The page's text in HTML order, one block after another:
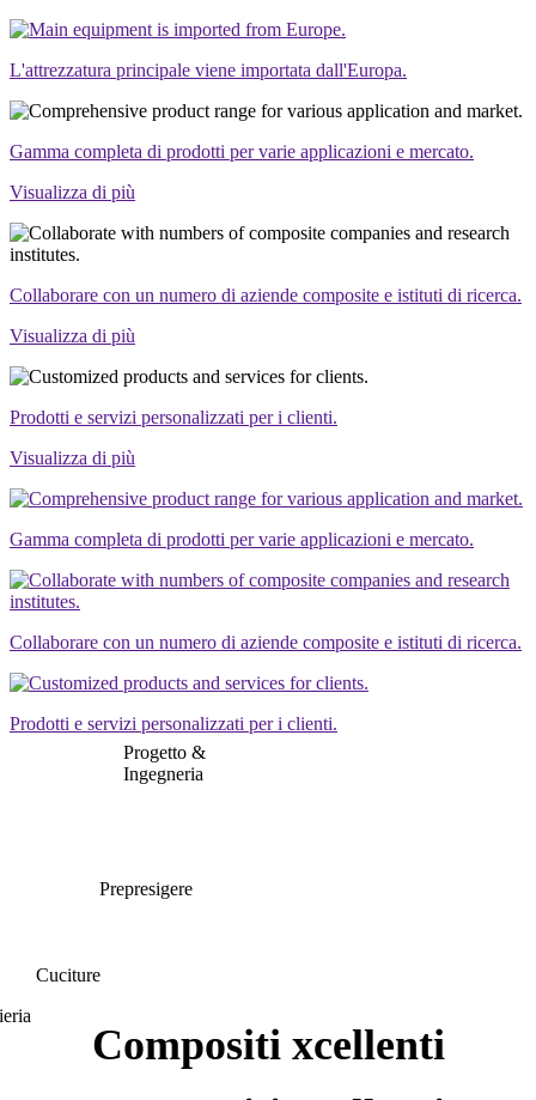
L'attrezzatura principale viene importata dall'Europa.
Gamma completa di prodotti per varie applicazioni e mercato.
Visualizza di più
Collaborare con un numero di aziende composite e istituti di ricerca.
Visualizza di più
Prodotti e servizi personalizzati per i clienti.
Visualizza di più
Gamma completa di prodotti per varie applicazioni e mercato.
Collaborare con un numero di aziende composite e istituti di ricerca.
Prodotti e servizi personalizzati per i clienti.
Progetto &
Ingegneria
Prepresigere
Cuciture
Compositi xcellenti